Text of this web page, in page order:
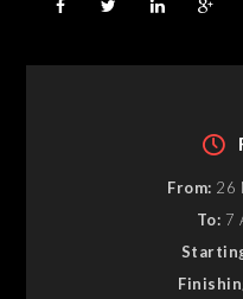
From: 26
To: 7